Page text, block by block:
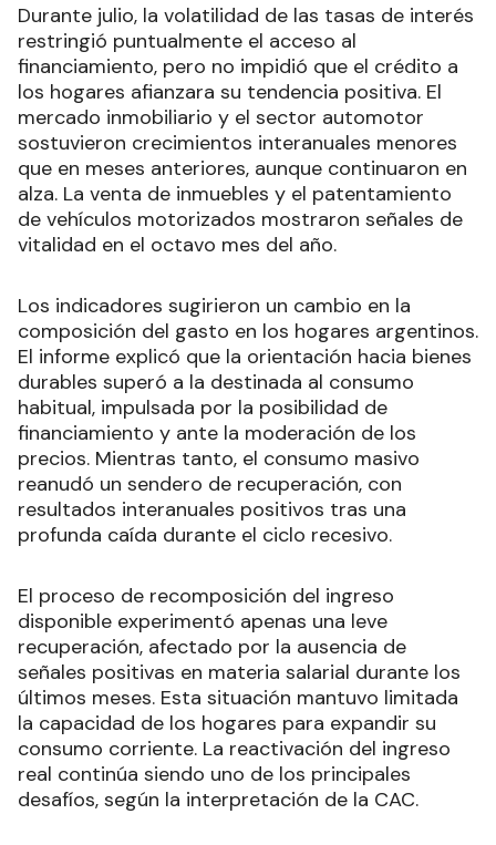
Durante julio, la volatilidad de las tasas de interés
restringió puntualmente el acceso al
financiamiento, pero no impidió que el crédito a
los hogares afianzara su tendencia positiva. El
mercado inmobiliario y el sector automotor
sostuvieron crecimientos interanuales menores
que en meses anteriores, aunque continuaron en
alza. La venta de inmuebles y el patentamiento
de vehículos motorizados mostraron señales de
vitalidad en el octavo mes del año.
Los indicadores sugirieron un cambio en la
composición del gasto en los hogares argentinos.
El informe explicó que la orientación hacia bienes
durables superó a la destinada al consumo
habitual, impulsada por la posibilidad de
financiamiento y ante la moderación de los
precios. Mientras tanto, el consumo masivo
reanudó un sendero de recuperación, con
resultados interanuales positivos tras una
profunda caída durante el ciclo recesivo.
El proceso de recomposición del ingreso
disponible experimentó apenas una leve
recuperación, afectado por la ausencia de
señales positivas en materia salarial durante los
últimos meses. Esta situación mantuvo limitada
la capacidad de los hogares para expandir su
consumo corriente. La reactivación del ingreso
real continúa siendo uno de los principales
desafíos, según la interpretación de la CAC.